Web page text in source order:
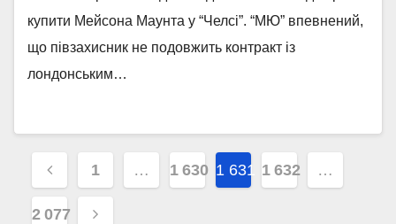
купити Мейсона Маунта у “Челсі”. “МЮ” впевнений,
що півзахисник не подовжить контракт із
лондонським…
Навігація
записів
1 … 1 630 1 631 1 632 …
2 077